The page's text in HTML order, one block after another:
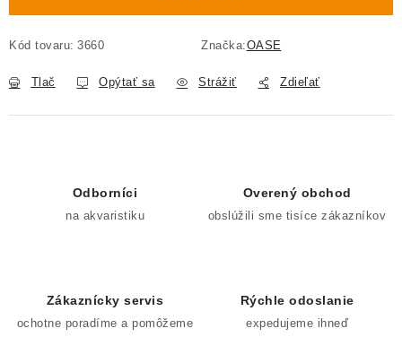
Kód tovaru: 3660 Značka:OASE
Tlač Opýtať sa Strážiť Zdieľať
Odborníci
na akvaristiku
Overený obchod
obslúžili sme tisíce zákazníkov
Zákaznícky servis
ochotne poradíme a pomôžeme
Rýchle odoslanie
expedujeme ihneď